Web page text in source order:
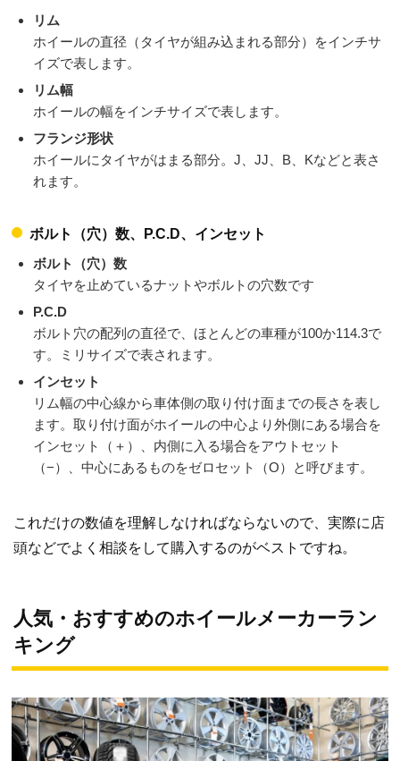
リム
ホイールの直径（タイヤが組み込まれる部分）をインチサ
イズで表します。
リム幅
ホイールの幅をインチサイズで表します。
フランジ形状
ホイールにタイヤがはまる部分。J、JJ、B、Kなどと表さ
れます。
ボルト（穴）数、P.C.D、インセット
ボルト（穴）数
タイヤを止めているナットやボルトの穴数です
P.C.D
ボルト穴の配列の直径で、ほとんどの車種が100か114.3で
す。ミリサイズで表されます。
インセット
リム幅の中心線から車体側の取り付け面までの長さを表し
ます。取り付け面がホイールの中心より外側にある場合を
インセット（＋）、内側に入る場合をアウトセット
（−）、中心にあるものをゼロセット（O）と呼びます。
これだけの数値を理解しなければならないので、実際に店
頭などでよく相談をして購入するのがベストですね。
人気・おすすめのホイールメーカーラン
キング